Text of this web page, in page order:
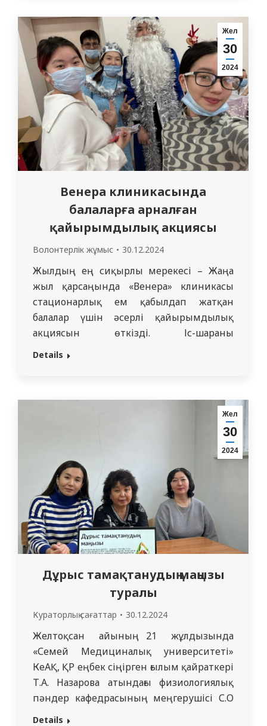
Ынтымақтастық туралы Меморандум
қызметтің мынадай бағыттарын
қамтиды: 1. Ғылыми ақпарат, әдебиет
және библиографиялық басылымдармен
алмасу.…
Жел
30
2024
Венера клиникасында
балаларға арналған
қайырымдылық акциясы
Волонтерлік жұмыс 30.12.2024
Жылдың ең сиқырлы мерекесі – Жаңа
жыл қарсаңында «Венера» клиникасы
стационарлық ем қабылдап жатқан
балалар үшін әсерлі қайырымдылық
акциясын өткізді. Іс-шараны
ұйымдастырушы Балалар ауралары
Бұл іс-шара мейірімділіктің, ерекше
жылулық пен қолдауды қажет ететін
жандарға ілтипат пен қамқорлықтың
нағыз үлгісі болды. Жан мен ынтамен
ұйымдастырылған…
Details
Жел
30
2024
Дұрыс тамақтанудың маңызы
туралы
Кураторлық сағаттар 30.12.2024
Желтоқсан айының 21 жұлдызында
«Семей Медициналық университеті»
КеАҚ, ҚР еңбек сіңірген ғылым қайраткері
Т.А. Назарова атындағы физиологиялық
пәндер кафедрасының меңгерушісі С.О
Рахыжанова.; оқытушылары К.Т
Details